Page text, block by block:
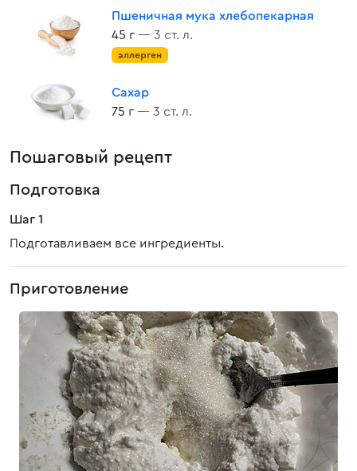
Пшеничная мука хлебопекарная
45 г — 3 ст. л.
аллерген
Сахар
75 г — 3 ст. л.
Пошаговый рецепт
Подготовка
Шаг 1
Подготавливаем все ингредиенты.
Приготовление